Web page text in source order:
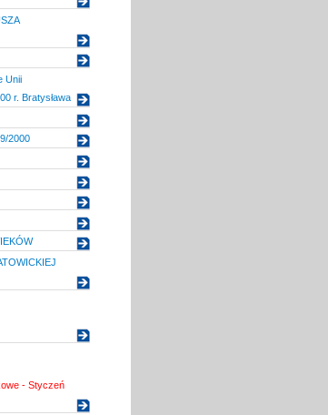
Unii
r. Bratysława
2000
- Styczeń